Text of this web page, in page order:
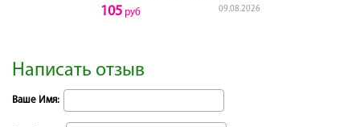
09.08.2026
105руб
Написать отзыв
Ваше Имя: